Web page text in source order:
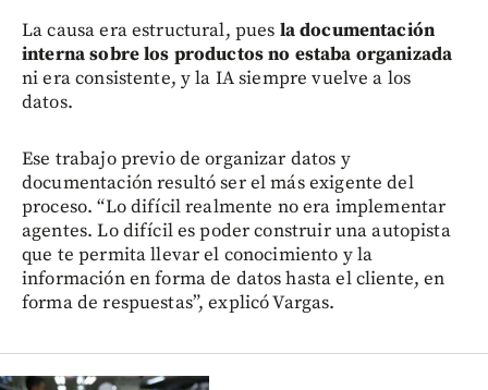
La causa era estructural, pues la documentación
interna sobre los productos no estaba organizada
ni era consistente, y la IA siempre vuelve a los
datos.
Ese trabajo previo de organizar datos y
documentación resultó ser el más exigente del
proceso. “Lo difícil realmente no era implementar
agentes. Lo difícil es poder construir una autopista
que te permita llevar el conocimiento y la
información en forma de datos hasta el cliente, en
forma de respuestas”, explicó Vargas.